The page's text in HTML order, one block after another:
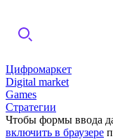
Цифромаркет
Digital market
Games
Стратегии
Чтобы формы ввода
включить в браузере